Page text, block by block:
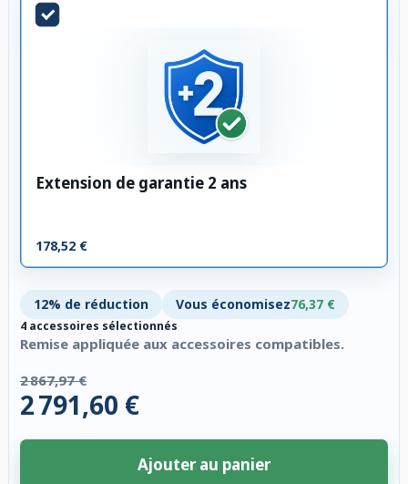
Extension de garantie 2 ans
178,52 €
12% de réduction Vous économisez76,37 €
4 accessoires sélectionnés
Remise appliquée aux accessoires compatibles.
2 867,97 €
2 791,60 €
Ajouter au panier